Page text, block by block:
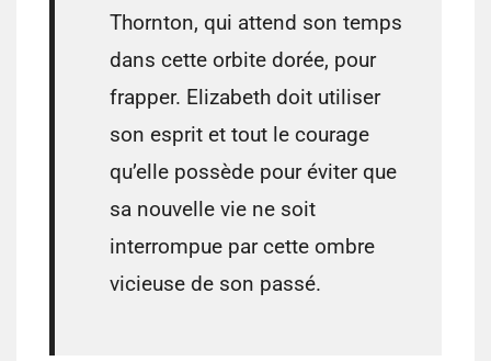
Thornton, qui attend son temps
dans cette orbite dorée, pour
frapper. Elizabeth doit utiliser
son esprit et tout le courage
qu’elle possède pour éviter que
sa nouvelle vie ne soit
interrompue par cette ombre
vicieuse de son passé.